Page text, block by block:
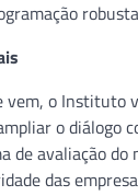
vem, o Instituto
o diálogo
de avaliação
das